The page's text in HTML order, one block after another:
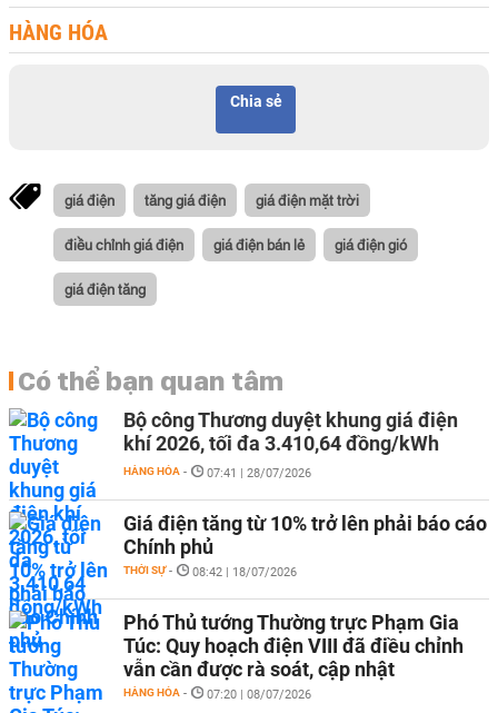
HÀNG HÓA
Chia sẻ
giá điện tăng giá điện giá điện mặt trời
điều chỉnh giá điện giá điện bán lẻ giá điện gió
giá điện tăng
Có thể bạn quan tâm
Bộ công Thương duyệt khung giá điện
khí 2026, tối đa 3.410,64 đồng/kWh
HÀNG HÓA - 07:41 | 28/07/2026
Giá điện tăng từ 10% trở lên phải báo cáo
Chính phủ
THỜI SỰ - 08:42 | 18/07/2026
Phó Thủ tướng Thường trực Phạm Gia
Túc: Quy hoạch điện VIII đã điều chỉnh
vẫn cần được rà soát, cập nhật
HÀNG HÓA - 07:20 | 08/07/2026